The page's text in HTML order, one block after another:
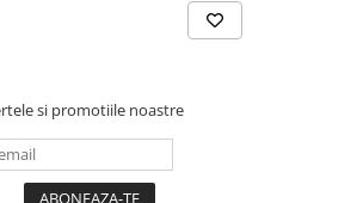
si promotiile noastre